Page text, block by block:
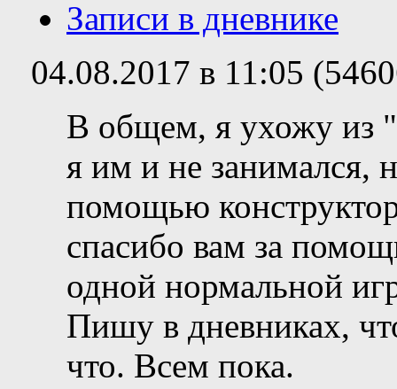
Записи в дневнике
04.08.2017 в 11:05
В общем, я ухожу из
я им и не занимался,
помощью
спасибо вам за
одной нормальной
Пишу в дневниках,
что. Всем пока.